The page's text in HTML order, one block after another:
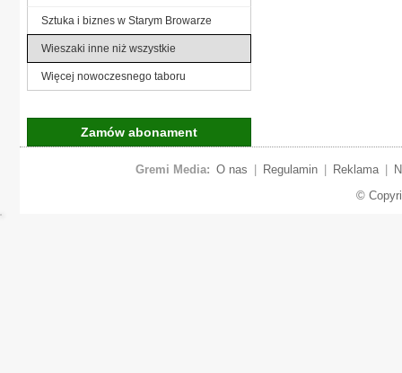
Sztuka i biznes w Starym Browarze
Wieszaki inne niż wszystkie
Więcej nowoczesnego taboru
Zamów abonament
Gremi Media: O nas Regulamin Reklama
©